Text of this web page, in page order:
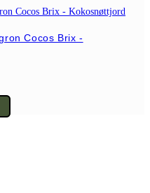
Cocos Brix -